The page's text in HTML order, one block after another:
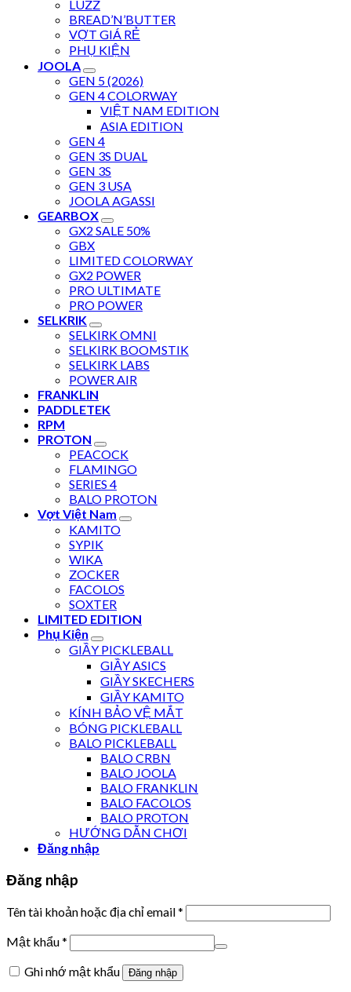
LUZZ
BREAD’N’BUTTER
VỢT GIÁ RẺ
PHỤ KIỆN
JOOLA
GEN 5 (2026)
GEN 4 COLORWAY
VIỆT NAM EDITION
ASIA EDITION
GEN 4
GEN 3S DUAL
GEN 3S
GEN 3 USA
JOOLA AGASSI
GEARBOX
GX2 SALE 50%
GBX
LIMITED COLORWAY
GX2 POWER
PRO ULTIMATE
PRO POWER
SELKRIK
SELKIRK OMNI
SELKIRK BOOMSTIK
SELKIRK LABS
POWER AIR
FRANKLIN
PADDLETEK
RPM
PROTON
PEACOCK
FLAMINGO
SERIES 4
BALO PROTON
Vợt Việt Nam
KAMITO
SYPIK
WIKA
ZOCKER
FACOLOS
SOXTER
LIMITED EDITION
Phụ Kiện
GIẦY PICKLEBALL
GIẦY ASICS
GIẦY SKECHERS
GIẦY KAMITO
KÍNH BẢO VỆ MẮT
BÓNG PICKLEBALL
BALO PICKLEBALL
BALO CRBN
BALO JOOLA
BALO FRANKLIN
BALO FACOLOS
BALO PROTON
HƯỚNG DẪN CHƠI
Đăng nhập
Đăng nhập
Tên tài khoản hoặc địa chỉ email*
Mật khẩu*
Ghi nhớ mật khẩu
Đăng nhập